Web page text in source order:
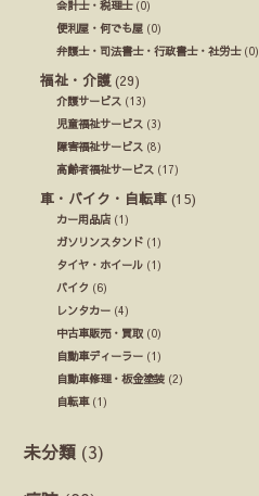
会計士・税理士(0)
便利屋・何でも屋 (0)
弁護士・司法書士・行政書士・社労士(0)
福祉・介護(29)
介護サービス (13)
児童福祉サービス (3)
障害福祉サービス (8)
高齢者福祉サービス (17)
車・バイク・自転車 (15)
カー用品店 (1)
ガソリンスタンド (1)
タイヤ・ホイール (1)
バイク (6)
レンタカー (4)
中古車販売・買取 (0)
自動車ディーラー (1)
自動車修理・板金塗装 (2)
自転車(1)
未分類 (3)